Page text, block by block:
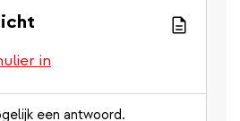
in
een antwoord.